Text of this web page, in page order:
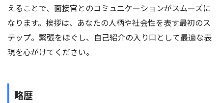
えることで、面接官とのコミュニケーションがスムーズに
なります。挨拶は、あなたの人柄や社会性を表す最初のス
テップ。緊張をほぐし、自己紹介の入り口として最適な表
現を心がけてください。
略歴